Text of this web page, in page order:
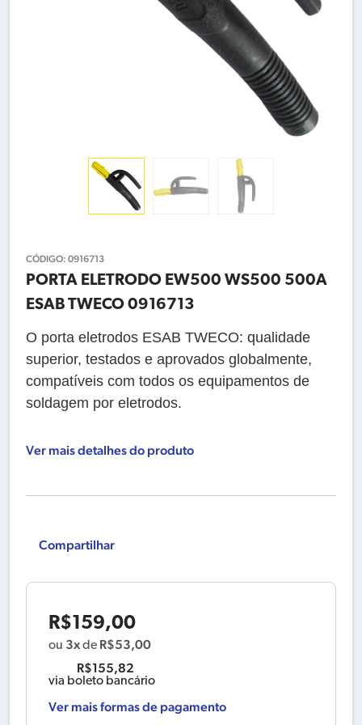
CÓDIGO: 0916713
PORTA ELETRODO EW500 WS500 500A
ESAB TWECO 0916713
O porta eletrodos ESAB TWECO: qualidade
superior, testados e aprovados globalmente,
compatíveis com todos os equipamentos de
soldagem por eletrodos.
Ver mais detalhes do produto
Compartilhar
R$159,00
ou 3xde R$53,00
R$155,82
via boleto bancário
Ver mais formas de pagamento